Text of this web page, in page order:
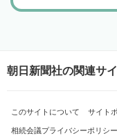
朝日新聞社の関連サ
このサイトについて サイト
相続会議プライバシーポリシー